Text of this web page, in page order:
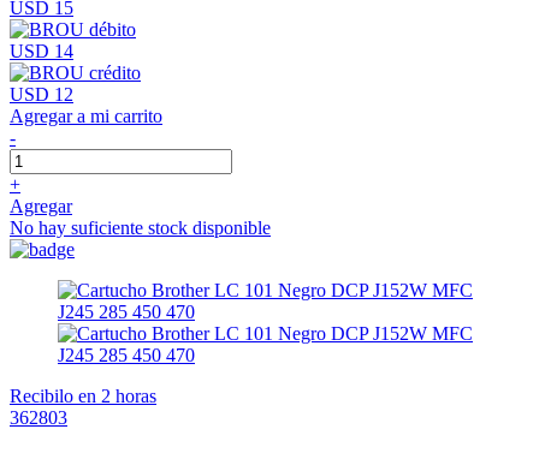
USD 15
USD 14
USD 12
Agregar a mi carrito
-
+
Agregar
No hay suficiente stock disponible
Recibilo en 2 horas
362803